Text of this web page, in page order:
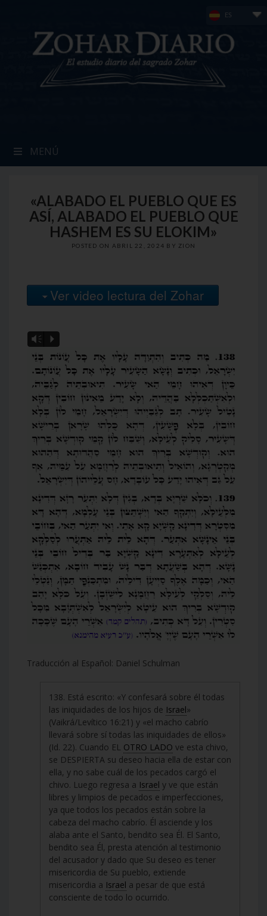
ES
MENÚ
«ALABADO EL PUEBLO QUE ES
ASÍ, ALABADO EL PUEBLO QUE
HASHEM ES SU ELOKIM»
POSTED ON ABRIL 22, 2024 BY ZION
Ver video lectura del Zohar
Vm P
Traducción al Español: Daniel Schulman
138. Está escrito: «Y confesará sobre él todas
las iniquidades de los hijos de Israel»
(Vaikrá/Levítico 16:21) y «el macho cabrío
llevará sobre sí todas las iniquidades de ellos»
(Id. 22). Cuando EL OTRO LADO ve esta chivo,
se DESPIERTA su deseo hacia ella de estar con
ella, y no sabe cuál de los pecados cargó el
chivo. Luego regresa a Israel y ve que están
libres y limpios de pecados e imperfecciones,
ya que todos los pecados están sobre la
cabeza del macho cabrío. Él asciende y los
alaba ante el Santo, bendito sea Él. El Santo,
bendito sea Él, presta atención al testimonio
del acusador y dado que Su deseo es tener
misericordia de Su pueblo, extiende
misericordia a Israel a pesar de que está
consciente de todo lo ocurrido.